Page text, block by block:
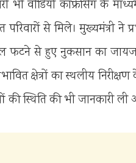
भी वीडियो कांफ्रेंसिंग के
परिवारों से मिले। मुख्यमंत्री ने
फटने से हुए नुकसान का जायजा
क्षेत्रों का स्थलीय
की स्थिति की भी जानकारी